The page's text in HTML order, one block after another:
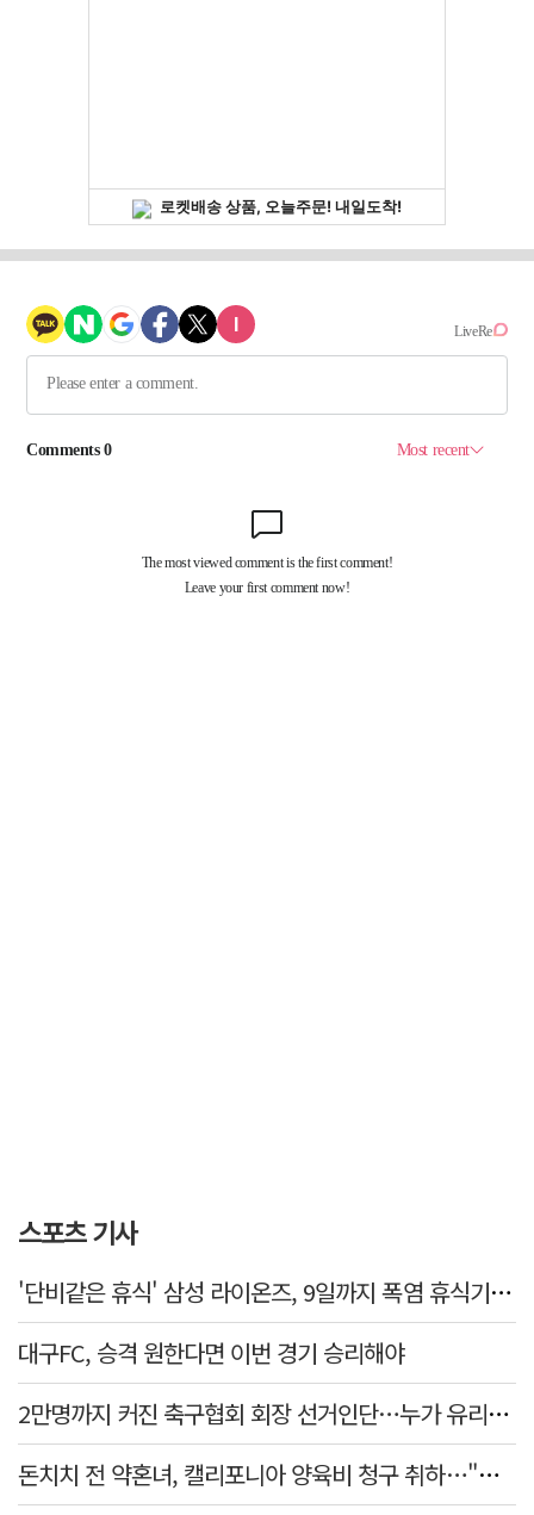
스포츠 기사
'단비같은 휴식' 삼성 라이온즈, 9일까지 폭염 휴식기에 재정비
대구FC, 승격 원한다면 이번 경기 승리해야
2만명까지 커진 축구협회 회장 선거인단…누가 유리할까
돈치치 전 약혼녀, 캘리포니아 양육비 청구 취하…"합의로 해결"